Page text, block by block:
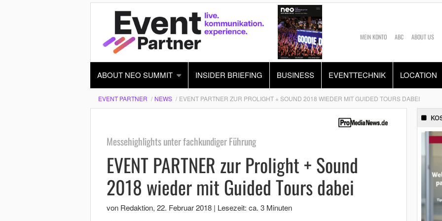
MEIN KONTO ABC ABOUT US
ABOUT NEO SUMMIT INSIDER BRIEFING BUSINESS EVENTTECHNIK LOCATION
EVENT PARTNER NEWS EVENT PARTNER ZUR PROLIGHT + SOUND 2018 WIEDER MIT GUIDED TOURS DABEI
Messehighlights unter fachkundiger Führung
EVENT PARTNER zur Prolight + Sound
2018 wieder mit Guided Tours dabei
von Redaktion, 22. Februar 2018 | Lesezeit: ca. 3 Minuten